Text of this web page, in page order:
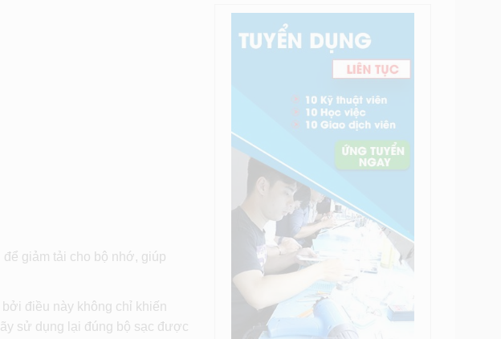
để giảm tải cho bộ nhớ, giúp
điều này không chỉ khiến
sử dụng lại đúng bộ sạc được